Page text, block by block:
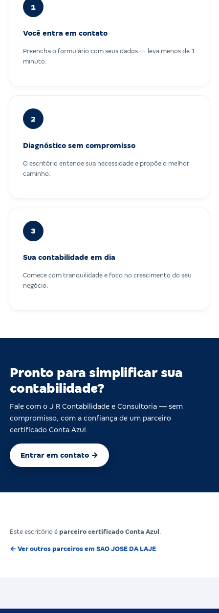
1
Você entra em contato
Preencha o formulário com seus dados — leva menos de 1
minuto.
2
Diagnóstico sem compromisso
O escritório entende sua necessidade e propõe o melhor
caminho.
3
Sua contabilidade em dia
Comece com tranquilidade e foco no crescimento do seu
negócio.
Pronto para simplificar sua
contabilidade?
Fale com o J R Contabilidade e Consultoria — sem
compromisso, com a confiança de um parceiro
certificado Conta Azul.
Entrar em contato →
Este escritório é parceiro certificado Conta Azul
← Ver outros parceiros em SAO JOSE DA LAJE